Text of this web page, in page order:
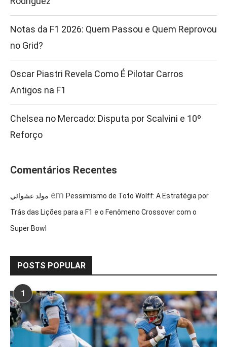
Notas da F1 2026: Quem Passou e Quem Reprovou
no Grid?
Oscar Piastri Revela Como É Pilotar Carros
Antigos na F1
Chelsea no Mercado: Disputa por Scalvini e 10º
Reforço
Comentários Recentes
مولد عشوائي em Pessimismo de Toto Wolff: A Estratégia por
Trás das Lições para a F1 e o Fenômeno Crossover com o
Super Bowl
POSTS POPULAR
1